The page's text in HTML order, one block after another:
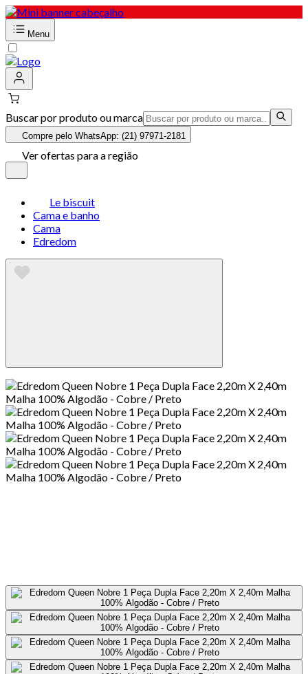
Menu
Buscar por produto ou marca
Compre pelo WhatsApp: (21) 97971-2181
Ver ofertas para a região
Le biscuit
Cama e banho
Cama
Edredom